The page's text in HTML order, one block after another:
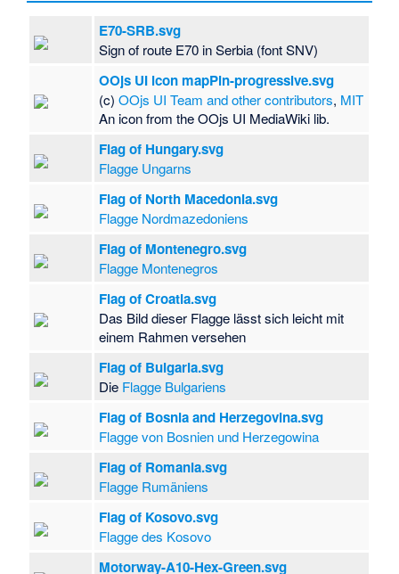
E70-SRB.svg
Sign of route E70 in Serbia (font SNV)
OOjs UI icon mapPin-progressive.svg
(c)OOjs UI Team and other contributors, MIT
An icon from the OOjs UI MediaWiki lib.
Flag of Hungary.svg
Flagge Ungarns
Flag of North Macedonia.svg
Flagge Nordmazedoniens
Flag of Montenegro.svg
Flagge Montenegros
Flag of Croatia.svg
Das Bild dieser Flagge lässt sich leicht mit
einem Rahmen versehen
Flag of Bulgaria.svg
Die Flagge Bulgariens
Flag of Bosnia and Herzegovina.svg
Flagge von Bosnien und Herzegowina
Flag of Romania.svg
Flagge Rumäniens
Flag of Kosovo.svg
Flagge des Kosovo
Motorway-A10-Hex-Green.svg